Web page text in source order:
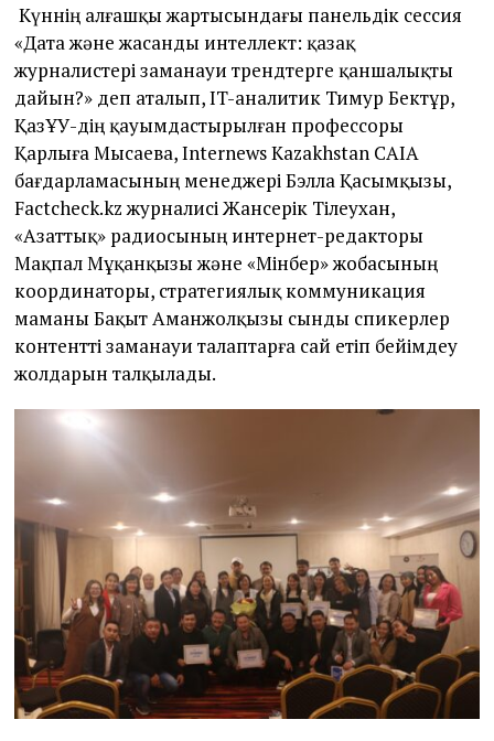
Күннің алғашқы жартысындағы панельдік сессия
«Дата және жасанды интеллект: қазақ
журналистері заманауи трендтерге қаншалықты
дайын?» деп аталып, IT-аналитик Тимур Бектұр,
ҚазҰУ-дің қауымдастырылған профессоры
Қарлыға Мысаева, Internews Kazakhstan CAIA
бағдарламасының менеджері Бэлла Қасымқызы,
Factcheck.kz журналисі Жансерік Тілеухан,
«Азаттық» радиосының интернет-редакторы
Мақпал Мұқанқызы және «Мінбер» жобасының
координаторы, стратегиялық коммуникация
маманы Бақыт Аманжолқызы сынды спикерлер
контентті заманауи талаптарға сай етіп бейімдеу
жолдарын талқылады.